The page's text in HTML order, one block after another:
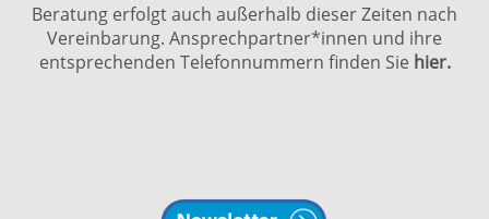
Beratung erfolgt auch außerhalb dieser Zeiten nach
Vereinbarung. Ansprechpartner*innen und ihre
entsprechenden Telefonnummern finden Sie hier.